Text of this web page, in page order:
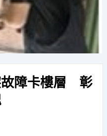
故障卡樓層 彰